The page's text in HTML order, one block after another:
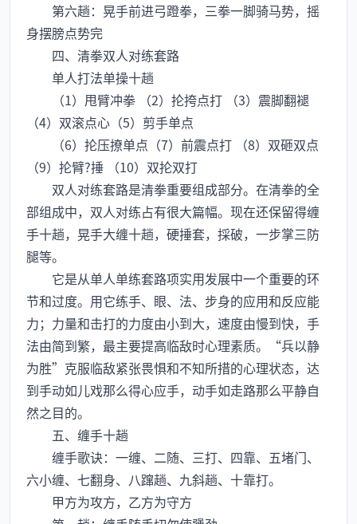
第六趟：晃手前进弓蹬拳，三拳一脚骑马势，摇
身摆膀点势完
四、清拳双人对练套路
单人打法单操十趟
（1）甩臂冲拳 （2）抡挎点打 （3）震脚翻褪
（4）双滚点心（5）剪手单点
（6）抡压撩单点（7）前震点打 （8）双砸双点
（9）抡臂?捶 （10）双抡双打
双人对练套路是清拳重要组成部分。在清拳的全
部组成中，双人对练占有很大篇幅。现在还保留得缠
手十趟，晃手大缠十趟，硬捶套，採破，一步掌三防
腿等。
它是从单人单练套路项实用发展中一个重要的环
节和过度。用它练手、眼、法、步身的应用和反应能
力；力量和击打的力度由小到大，速度由慢到快，手
法由简到繁，最主要提高临敌时心理素质。“兵以静
为胜”克服临敌紧张畏惧和不知所措的心理状态，达
到手动如儿戏那么得心应手，动手如走路那么平静自
然之目的。
五、缠手十趟
缠手歌诀：一缠、二随、三打、四靠、五堵门、
六小缠、七翻身、八蹿趟、九斜趟、十靠打。
甲方为攻方，乙方为守方